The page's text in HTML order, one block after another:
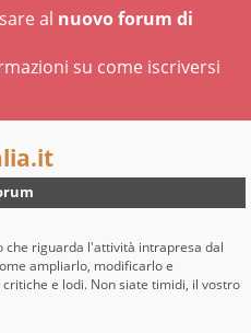
al nuovo forum di
su come iscriversi
che riguarda l'attività intrapresa dal
ampliarlo, modificarlo e
e lodi. Non siate timidi, il vostro